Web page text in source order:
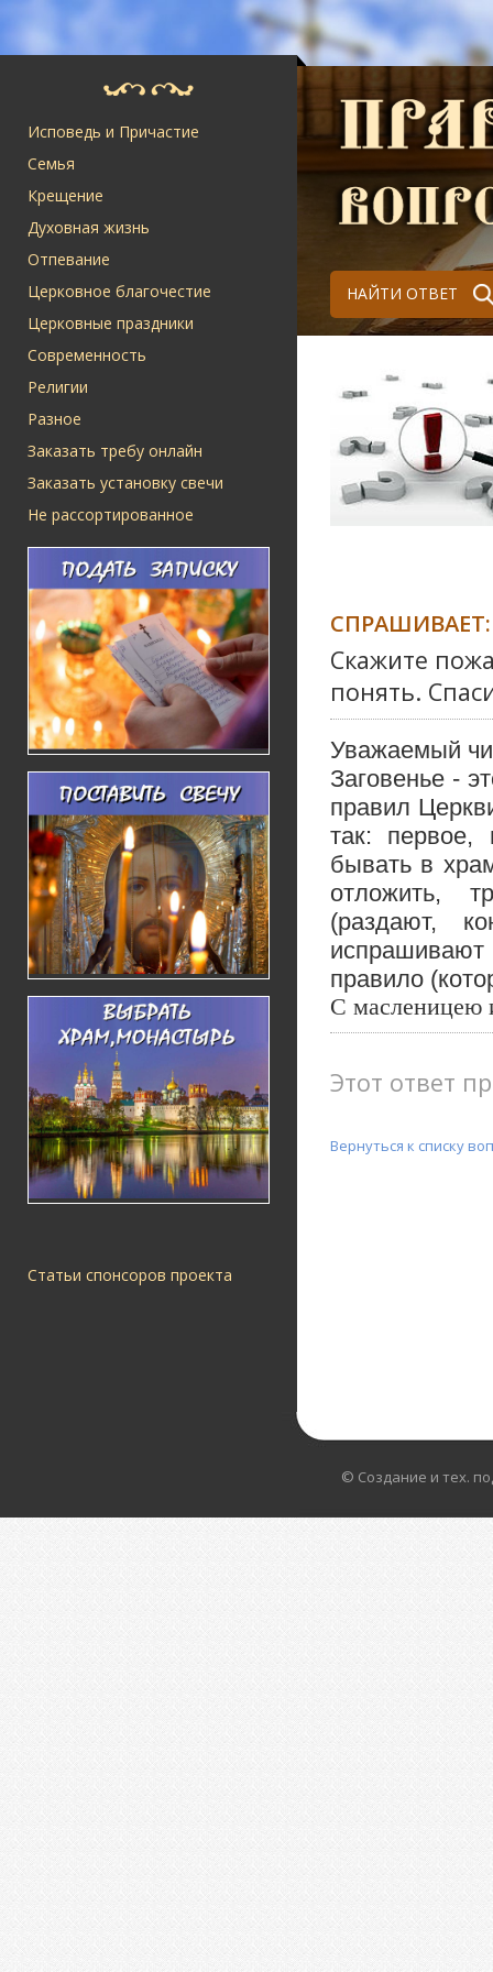
Исповедь и Причастие
Семья
Крещение
Духовная жизнь
Отпевание
Церковное благочестие
Церковные праздники
Современность
Религии
Разное
Заказать требу онлайн
Заказать установку свечи
Не рассортированное
Статьи спонсоров проекта
НАЙТИ ОТВЕТ
СПРАШИВАЕТ:
Скажите
понять.
Уважаемый
Заговенье -
правил
так:
бывать в
отложить,
(раздают,
правило
С масленицею
Этот ответ
Вернуться к списку
© Создание и тех.